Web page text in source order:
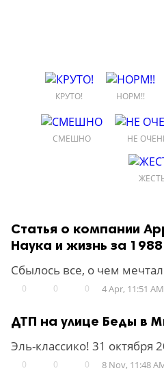
КРУТО! НОРМ!!
СМЕШНО НЕ
Статья о компании
Наука и жизнь за
Сбылось все, о чем
0 0 0 4 Apr, 11:51 AM
ДТП на улице Беды в
Эль-классико! 31 октября
0 0 0 8 Nov, 11:48